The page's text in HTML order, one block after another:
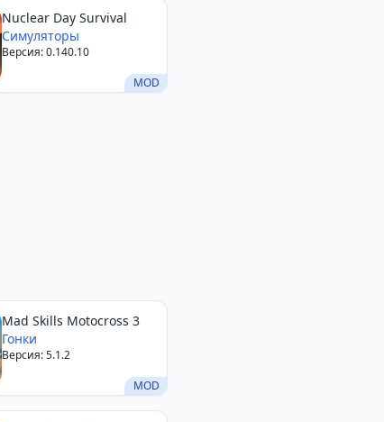
MOD
Nuclear Day Survival
Симуляторы
Версия: 0.140.10
MOD
Mad Skills Motocross 3
Гонки
Версия: 5.1.2